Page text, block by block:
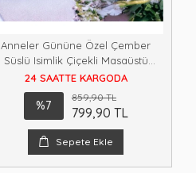
Anneler Gününe Özel Çember
Süslü Isimlik Çiçekli Masaüstü
Hediyelik Isimlik M3
24 SAATTE KARGODA
%7
859,90 TL
799,90 TL
Sepete Ekle